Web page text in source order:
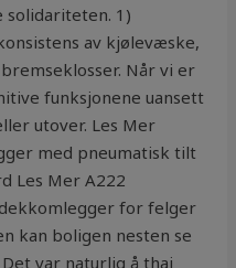
solidariteten. 1)
av kjølevæske,
Når vi er
funksjonene uansett
utover. Les Mer
med pneumatisk tilt
Les Mer A222
for felger
kan boligen nesten se
var naturlig å thai